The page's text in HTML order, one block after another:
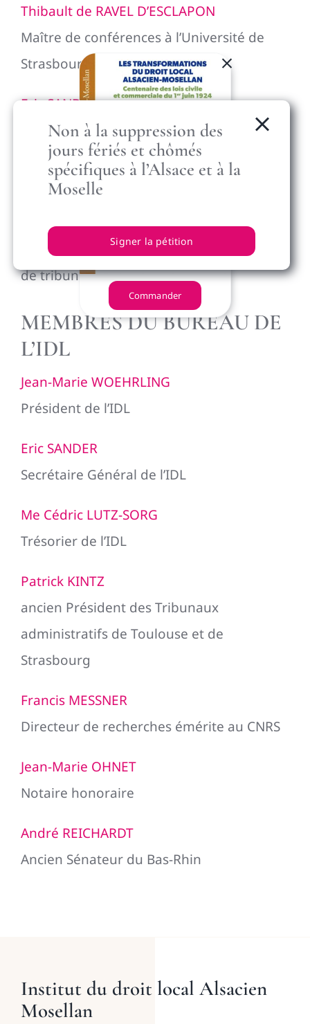
Thibault de RAVEL D’ESCLAPON
Maître de conférences à l’Université de
Strasbourg
Eric SANDER
Secrétaire général de l’IDL et Maître de
conférences associé à l’Université de
Strasbourg
Jean-Marie WOEHRLING
Président de l’IDL et Président honoraire
de tribunal administratif
MEMBRES DU BUREAU DE
L’IDL
Jean-Marie WOEHRLING
Président de l’IDL
Eric SANDER
Secrétaire Général de l’IDL
Me Cédric LUTZ-SORG
Trésorier de l’IDL
Patrick KINTZ
ancien Président des Tribunaux
administratifs de Toulouse et de
Strasbourg
Francis MESSNER
Directeur de recherches émérite au CNRS
Jean-Marie OHNET
Notaire honoraire
André REICHARDT
Ancien Sénateur du Bas-Rhin
Institut du droit local Alsacien
Mosellan
Commander
Non à la suppression des
jours fériés et chômés
spécifiques à l’Alsace et à la
Moselle
Signer la pétition